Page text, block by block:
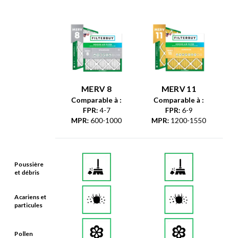
Poussière
et débris
Acariens et
particules
Pollen
MERV 8
Comparable à :
FPR: 4-7
MPR: 600-1000
MERV 11
Comparable à :
FPR: 6-9
MPR: 1200-1550